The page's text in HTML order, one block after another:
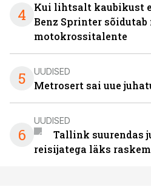
4
Kui lihtsalt kaubikust
Benz Sprinter
motokrossitalente
5 UUDISED
Metrosert sai uue
6
UUDISED
Tallink suurendas
reisijatega läks